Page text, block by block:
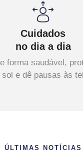
Cuidados
no dia a dia
forma saudável,
sol e dê pausas às
ÚLTIMAS NOTÍCIAS